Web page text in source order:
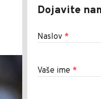
Dojavite
Naslov *
Vaše ime *